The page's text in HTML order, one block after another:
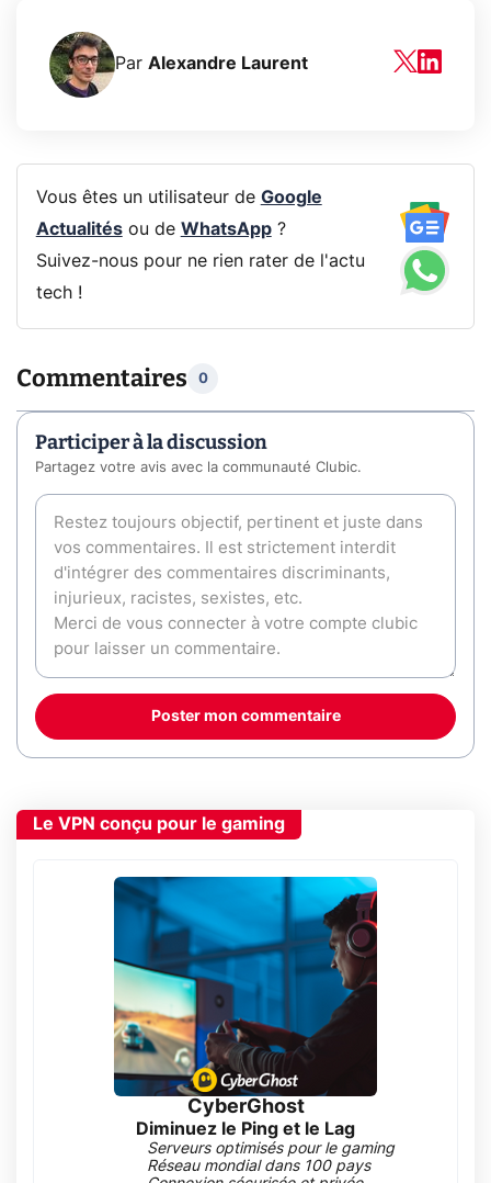
Par Alexandre Laurent
Vous êtes un utilisateur de Google
Actualitésou de WhatsApp?
Suivez-nous pour ne rien rater de l'actu
tech !
Commentaires 0
Participer à la discussion
Partagez votre avis avec la communauté Clubic.
Poster mon commentaire
Le VPN conçu pour le gaming
CyberGhost
Diminuez le Ping et le Lag
Serveurs optimisés pour le gaming
Réseau mondial dans 100 pays